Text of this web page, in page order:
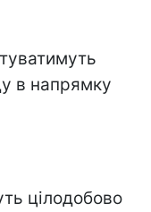
в напрямку
цілодобово